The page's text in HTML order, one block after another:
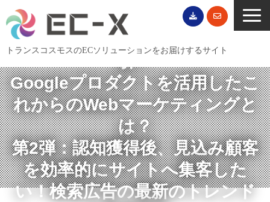
トランスコスモスのECソリューションをお届けするサイト
TOP
サービス一覧
EC導入事例
ECブログ
無料セミナー
EC資料ダウンロード
【終了】関西広告市場を徹底分
Googleプロダクトを活用したこ
れからのWebマーケティングと
は？
第2弾：認知獲得後、見込み顧客
を効率的にサイトへ集客した
い！検索広告の最新のトレンド